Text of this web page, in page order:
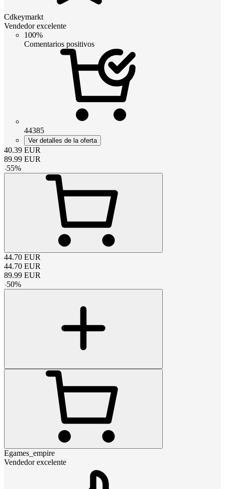
Cdkeymarkt
Vendedor excelente
100%
Comentarios positivos
44385
Ver detalles de la oferta
40.39 EUR
89.99 EUR
-55%
44.70 EUR
44.70 EUR
89.99 EUR
-50%
Egames_empire
Vendedor excelente